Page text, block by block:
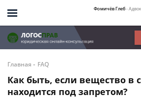
Фомичёв Глеб-
Главная - FAQ
Как быть, если вещество в
находится под запретом?